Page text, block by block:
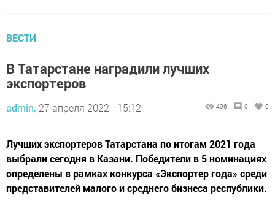
ВЕСТИ
В Татарстане наградили лучших
экспортеров
admin, 27 апреля 2022 - 15:12 496 0 0
Лучших экспортеров Татарстана по итогам 2021 года
выбрали сегодня в Казани. Победители в 5 номинациях
определены в рамках конкурса «Экспортер года» среди
представителей малого и среднего бизнеса республики.